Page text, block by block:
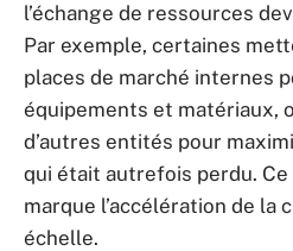
l’échange de ressources
Par exemple, certaines
places de marché internes
équipements et matériaux,
d’autres entités pour
qui était autrefois perdu. Ce
marque l’accélération de la
échelle.